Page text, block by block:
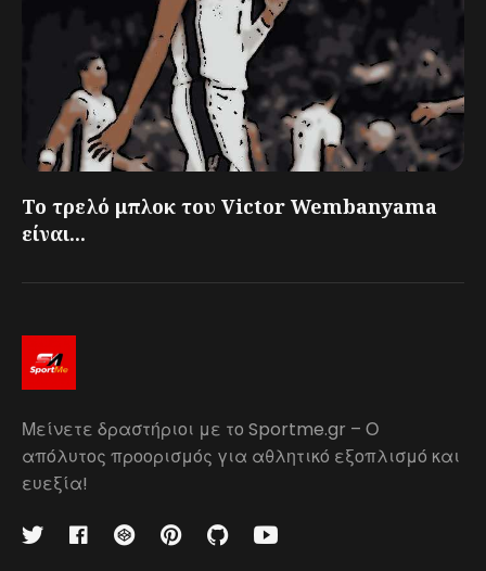
Το τρελό μπλοκ του Victor Wembanyama
είναι...
Μείνετε δραστήριοι με το Sportme.gr – Ο
απόλυτος προορισμός για αθλητικό εξοπλισμό και
ευεξία!